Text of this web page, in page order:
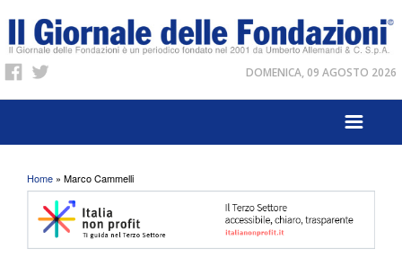
DOMENICA, 09 AGOSTO 2026
Tu sei qui
Home » Marco Cammelli